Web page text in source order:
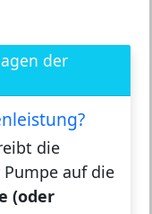
der
die
auf die
(oder